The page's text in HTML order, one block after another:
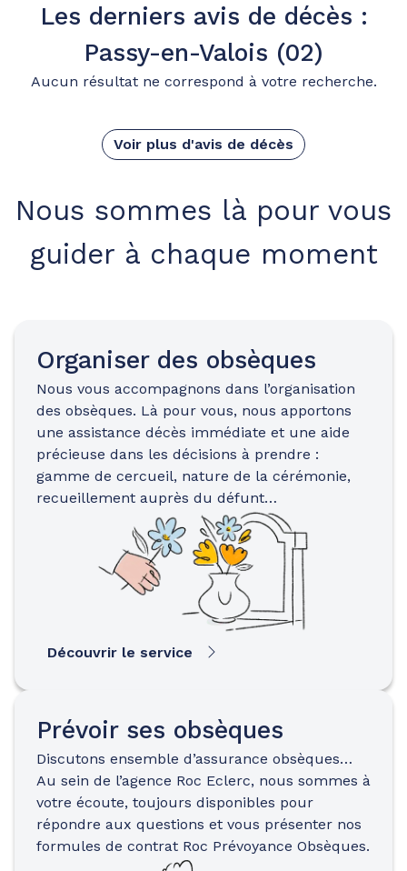
Les derniers avis de décès :
Passy-en-Valois (02)
Aucun résultat ne correspond à votre recherche.
Voir plus d'avis de décès
Nous sommes là pour vous
guider à chaque moment
Organiser des obsèques
Nous vous accompagnons dans l’organisation
des obsèques. Là pour vous, nous apportons
une assistance décès immédiate et une aide
précieuse dans les décisions à prendre :
gamme de cercueil, nature de la cérémonie,
recueillement auprès du défunt…
Découvrir le service
Prévoir ses obsèques
Discutons ensemble d’assurance obsèques…
Au sein de l’agence Roc Eclerc, nous sommes à
votre écoute, toujours disponibles pour
répondre aux questions et vous présenter nos
formules de contrat Roc Prévoyance Obsèques.